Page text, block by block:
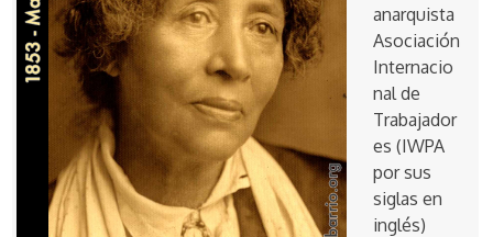
anarquista
Asociación
Internacio
nal de
Trabajador
es (IWPA
por sus
siglas en
inglés)